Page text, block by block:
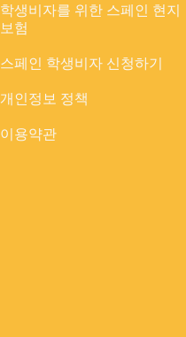
학생비자를 위한 스페인 현지
보험
스페인 학생비자 신청하기
개인정보 정책
이용약관